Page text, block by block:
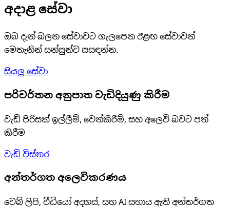
අදාළ සේවා
ඔබ දැන් බලන සේවාවට ගැලපෙන ඊළඟ සේවාවන්
මෙතැනින් සන්සුන්ව සසඳන්න.
සියලු සේවා
පරිවර්තන අනුපාත වැඩිදියුණු කිරීම
වැඩි පිරිසක් ඉල්ලීම්, වෙන්කිරීම්, සහ අලෙවි බවට පත්
කිරීම
වැඩි විස්තර
අන්තර්ගත අලෙවිකරණය
වෙබ් ලිපි, වීඩියෝ අදහස්, සහ AI සහාය ඇති අන්තර්ගත